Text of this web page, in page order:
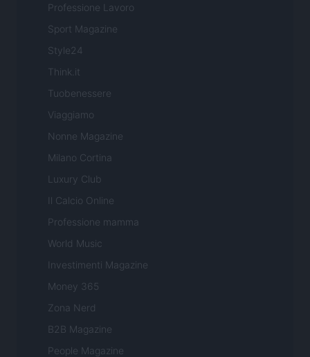
Professione Lavoro
Sport Magazine
Style24
Think.it
Tuobenessere
Viaggiamo
Nonne Magazine
Milano Cortina
Luxury Club
Il Calcio Online
Professione mamma
World Music
Investimenti Magazine
Money 365
Zona Nerd
B2B Magazine
People Magazine